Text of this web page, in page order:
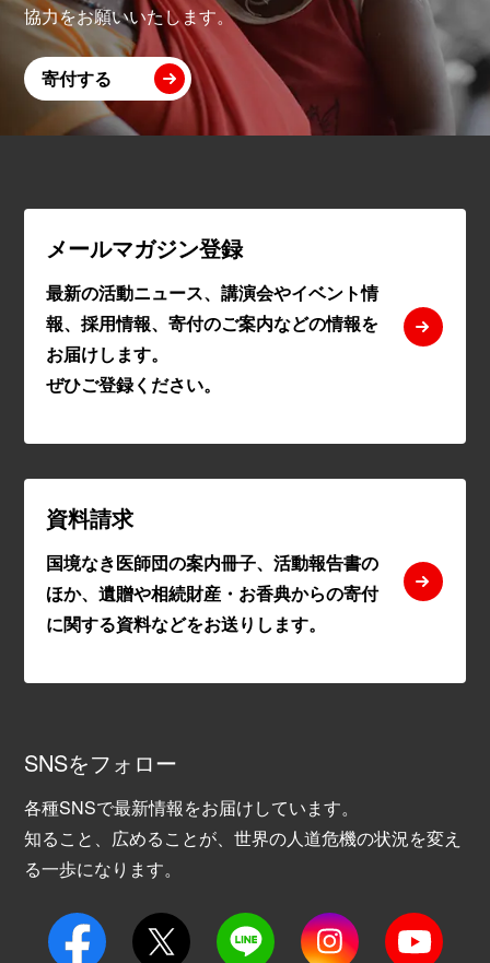
協力をお願いいたします。
寄付する
メールマガジン登録
最新の活動ニュース、講演会やイベント情
報、採用情報、寄付のご案内などの情報を
お届けします。
ぜひご登録ください。
資料請求
国境なき医師団の案内冊子、活動報告書の
ほか、遺贈や相続財産・お香典からの寄付
に関する資料などをお送りします。
SNSをフォロー
各種SNSで最新情報をお届けしています。
知ること、広めることが、世界の人道危機の状況を変え
る一歩になります。